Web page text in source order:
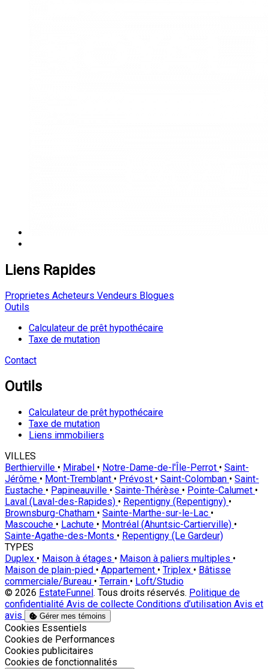
Liens Rapides
Proprietes Acheteurs Vendeurs Blogues
Outils
Calculateur de prêt hypothécaire
Taxe de mutation
Contact
Outils
Calculateur de prêt hypothécaire
Taxe de mutation
Liens immobiliers
VILLES
Berthierville • Mirabel • Notre-Dame-de-l'Île-Perrot • Saint-
Jérôme • Mont-Tremblant • Prévost • Saint-Colomban • Saint-
Eustache • Papineauville • Sainte-Thérèse • Pointe-Calumet •
Laval (Laval-des-Rapides) • Repentigny (Repentigny) •
Brownsburg-Chatham • Sainte-Marthe-sur-le-Lac •
Mascouche • Lachute • Montréal (Ahuntsic-Cartierville) •
Sainte-Agathe-des-Monts • Repentigny (Le Gardeur)
TYPES
Duplex • Maison à étages • Maison à paliers multiples •
Maison de plain-pied • Appartement • Triplex • Bâtisse
commerciale/Bureau • Terrain • Loft/Studio
© 2026 EstateFunnel . Tous droits réservés. Politique de
confidentialité Avis de collecte Conditions d’utilisation Avis et
avis
Gérer mes témoins
Activer
Cookies Essentiels
Activer
Cookies de Performances
Activer
Cookies publicitaires
Activer
Cookies de fonctionnalités